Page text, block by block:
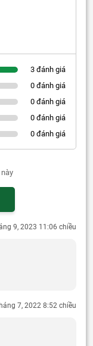
3 đánh giá
0 đánh giá
0 đánh giá
0 đánh giá
0 đánh giá
9, 2023 11:06 chiều
7, 2022 8:52 chiều